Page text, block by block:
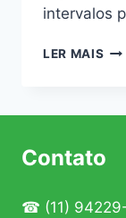
intervalos
LER MAIS
Contato
☎ (11)